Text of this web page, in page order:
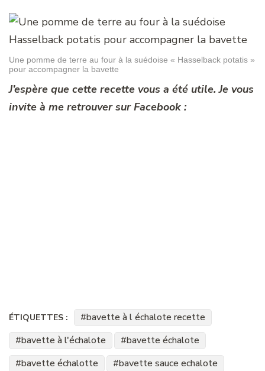
Une pomme de terre au four à la suédoise « Hasselback potatis »
pour accompagner la bavette
J’espère que cette recette vous a été utile. Je vous
invite à me retrouver sur Facebook :
ÉTIQUETTES :
bavette à l échalote recette
bavette à l'échalote
bavette échalote
bavette échalotte
bavette sauce echalote